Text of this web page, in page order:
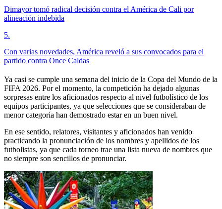
Dimayor tomó radical decisión contra el América de Cali por
alineación indebida
5.
Con varias novedades, América reveló a sus convocados para el
partido contra Once Caldas
Ya casi se cumple una semana del inicio de la Copa del Mundo de la
FIFA 2026. Por el momento, la competición ha dejado algunas
sorpresas entre los aficionados respecto al nivel futbolístico de los
equipos participantes, ya que selecciones que se consideraban de
menor categoría han demostrado estar en un buen nivel.
En ese sentido, relatores, visitantes y aficionados han venido
practicando la pronunciación de los nombres y apellidos de los
futbolistas, ya que cada torneo trae una lista nueva de nombres que
no siempre son sencillos de pronunciar.